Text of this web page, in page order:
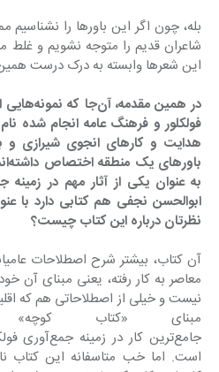
بله، چون اگر این باورها را
شاعران قدیم را متوجه نشویم و غلط
این شعرها وابسته به درک درست
‌در همین
ابوالحسن نجفی هم کتابی دارد با
نظرتان درباره این کتاب چیست؟
معاصر به کار رفته، یعنی مبنای آن
مبنای «کتاب
جامع‌ترین کار
است. اما خب متاسفانه این کتاب